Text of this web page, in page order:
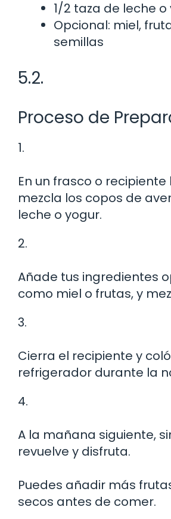
1/2 taza de leche o
Opcional: miel,
semillas
5.2.
Proceso de
1.
En un frasco o
mezcla los copos de
leche o yogur.
2.
Añade tus ingredientes
como miel o frutas, y
3.
Cierra el recipiente y
refrigerador durante la
4.
A la mañana siguiente,
revuelve y disfruta.
Puedes añadir más
secos antes de comer.